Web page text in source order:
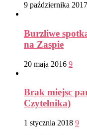
9 października 2017
Burzliwe
na Zaspie
20 maja 2016 9
Brak miejsc
Czytelnika)
1 stycznia 2018 9